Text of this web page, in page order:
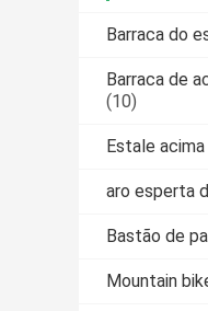
Barraca do
Barraca de
(10)
Estale
aro esperta
Bastão de
Mountain